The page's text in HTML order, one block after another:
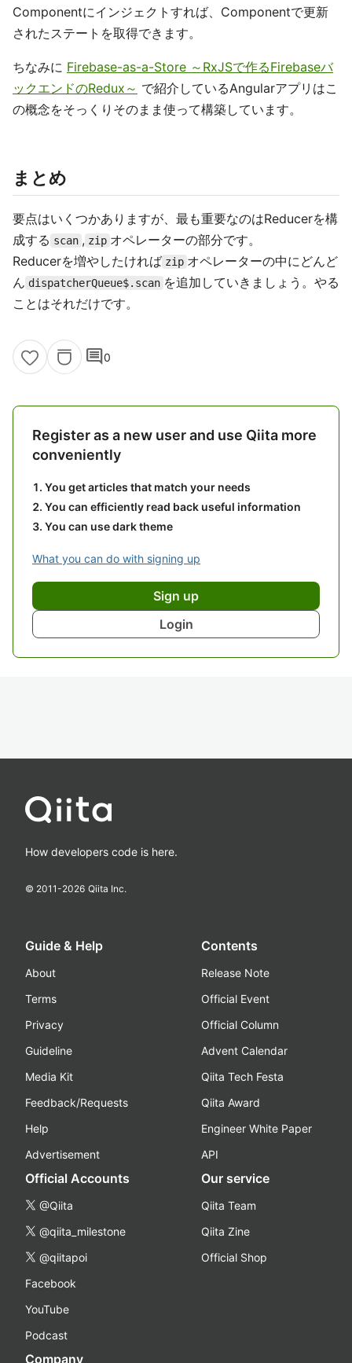
Componentにインジェクトすれば、Componentで更新
されたステートを取得できます。
ちなみに Firebase-as-a-Store ～RxJSで作るFirebaseバ
ックエンドのRedux～ で紹介しているAngularアプリはこ
の概念をそっくりそのまま使って構築しています。
まとめ
要点はいくつかありますが、最も重要なのはReducerを構
成する scan , zip オペレーターの部分です。
Reducerを増やしたければ zip オペレーターの中にどんど
ん dispatcherQueue$.scan を追加していきましょう。やる
ことはそれだけです。
comment0
Register as a new user and use Qiita more
conveniently
You get articles that match your needs
You can efficiently read back useful information
You can use dark theme
What you can do with signing up
Sign up
Login
How developers code is here.
© 2011-2026 Qiita Inc.
Guide & Help
About
Terms
Privacy
Guideline
Media Kit
Feedback/Requests
Help
Advertisement
Contents
Release Note
Official Event
Official Column
Advent Calendar
Qiita Tech Festa
Qiita Award
Engineer White Paper
API
Official Accounts
@Qiita
@qiita_milestone
@qiitapoi
Facebook
YouTube
Podcast
Our service
Qiita Team
Qiita Zine
Official Shop
Company